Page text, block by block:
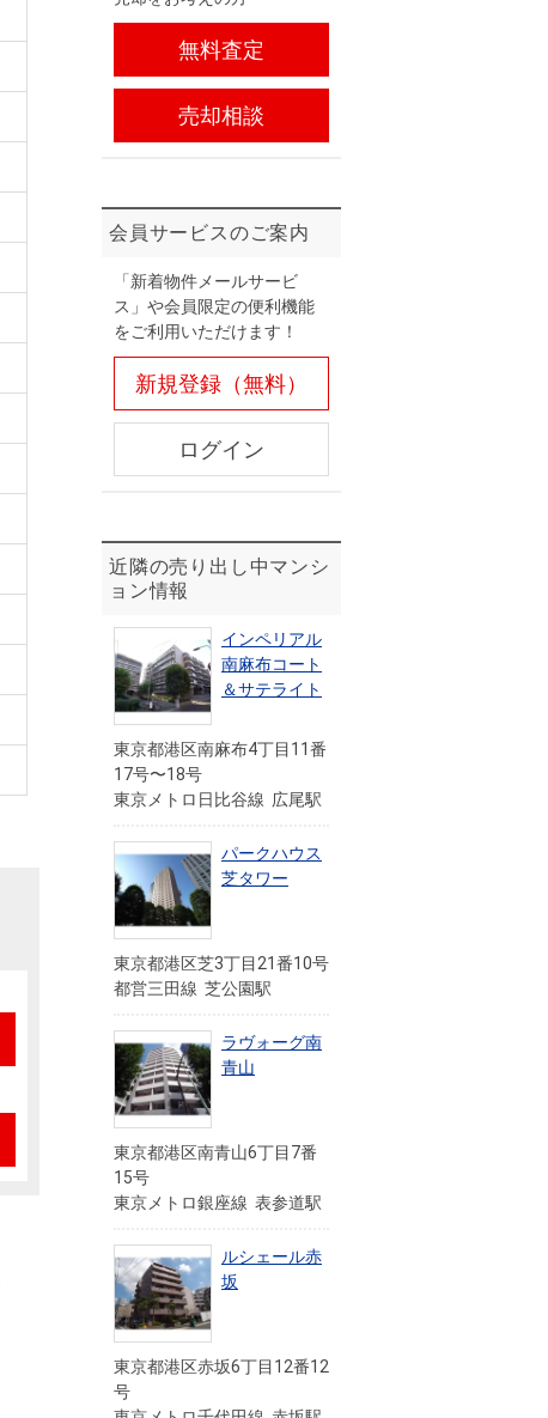
無料査定
売却相談
会員サービスのご案内
「新着物件メールサービ
ス」や会員限定の便利機能
をご利用いただけます！
新規登録（無料）
ログイン
近隣の売り出し中マンシ
ョン情報
インペリアル
南麻布コート
＆サテライト
東京都港区南麻布4丁目11番
17号〜18号
東京メトロ日比谷線 広尾駅
パークハウス
芝タワー
東京都港区芝3丁目21番10号
都営三田線 芝公園駅
ラヴォーグ南
青山
東京都港区南青山6丁目7番
15号
東京メトロ銀座線 表参道駅
ルシェール赤
坂
東京都港区赤坂6丁目12番12
号